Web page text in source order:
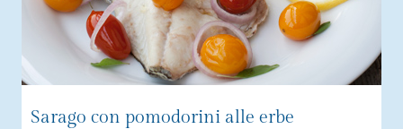
Sarago con pomodorini alle erbe